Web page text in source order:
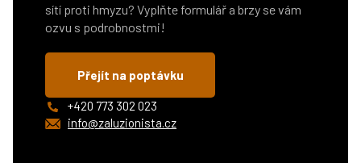
sítí proti hmyzu? Vyplňte formulář a brzy se vám
ozvu s podrobnostmi!
Přejít na poptávku
+420 773 302 023
info@zaluzionista.cz